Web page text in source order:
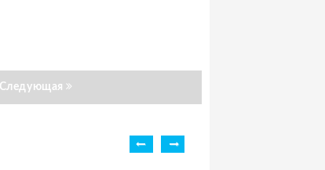
Следующая